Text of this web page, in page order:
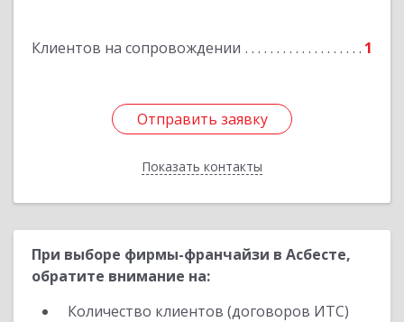
Клиентов на сопровождении 1
Отправить заявку
Показать контакты
Отправить заявку
Назад
При выборе фирмы-франчайзи в Асбесте,
обратите внимание на:
Количество клиентов (договоров ИТС)